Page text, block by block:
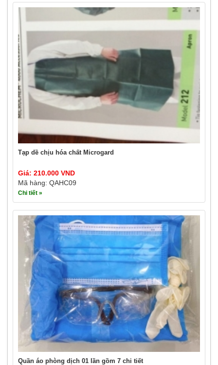
Tạp dề chịu hóa chất Microgard
Giá: 210.000 VND
Mã hàng: QAHC09
Chi tiết »
Quần áo phòng dịch 01 lần gồm 7 chi tiết